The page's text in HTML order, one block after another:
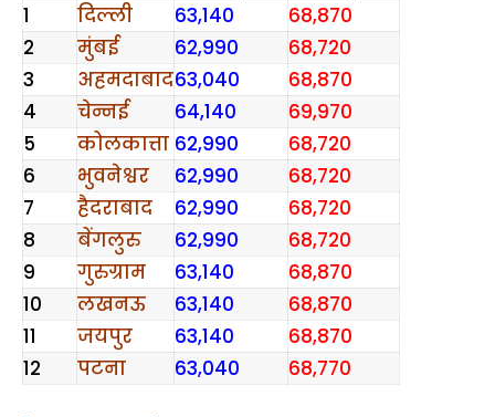
1
दिल्ली 63,140
68,870
2
मुंबई 62,990
68,720
3
अहमदाबाद63,040
68,870
4
चेन्नई 64,140
69,970
5
कोलकात्ता 62,990
68,720
6
भुवनेश्वर 62,990
68,720
7
हैदराबाद 62,990
68,720
8
बेंगलुरु 62,990
68,720
9
गुरुग्राम 63,140
68,870
10
लखनऊ 63,140
68,870
11
जयपुर 63,140
68,870
12
पटना 63,040 68,770